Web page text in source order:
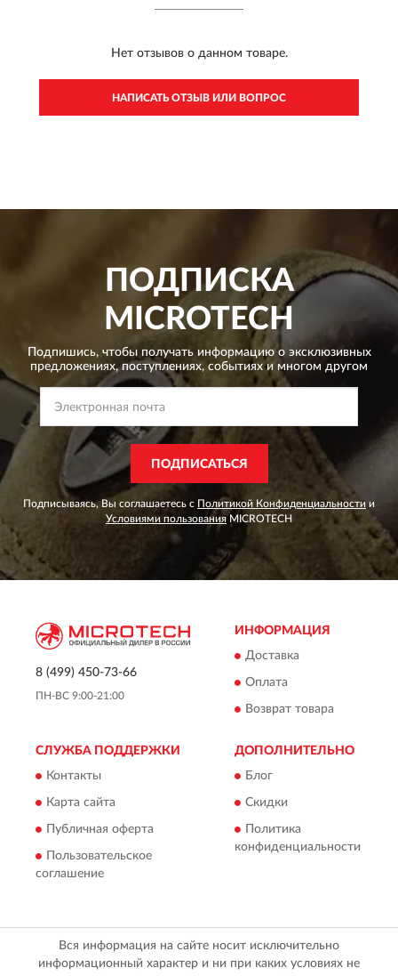
Нет отзывов о данном товаре.
НАПИСАТЬ ОТЗЫВ ИЛИ ВОПРОС
ПОДПИСКА
MICROTECH
Подпишись, чтобы получать информацию о эксклюзивных
предложениях,поступлениях, событиях и многом другом
ПОДПИСАТЬСЯ
Подписываясь, Вы соглашаетесь с Политикой Конфиденциальности и
Условиями пользованияMICROTECH
8 (499) 450-73-66
ПН-ВС 9:00-21:00
ИНФОРМАЦИЯ
Доставка
Оплата
Возврат товара
СЛУЖБА ПОДДЕРЖКИ
Контакты
Карта сайта
Публичная оферта
Пользовательское
соглашение
ДОПОЛНИТЕЛЬНО
Блог
Скидки
Политика
конфиденциальности
Вся информация на сайте носит исключительно
информационный характер и ни при каких условиях не